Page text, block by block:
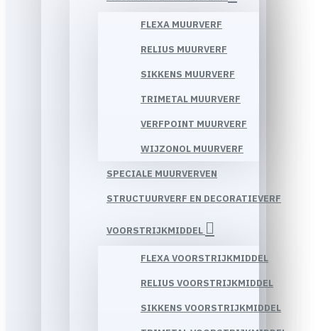
FLEXA MUURVERF
RELIUS MUURVERF
SIKKENS MUURVERF
TRIMETAL MUURVERF
VERFPOINT MUURVERF
WIJZONOL MUURVERF
SPECIALE MUURVERVEN
STRUCTUURVERF EN DECORATIEVERF
VOORSTRIJKMIDDEL
FLEXA VOORSTRIJKMIDDEL
RELIUS VOORSTRIJKMIDDEL
SIKKENS VOORSTRIJKMIDDEL